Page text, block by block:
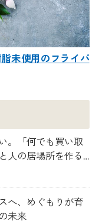
未使用のフライパ
。「何でも買い取
人の居場所を作る
へ、めぐもりが育
未来